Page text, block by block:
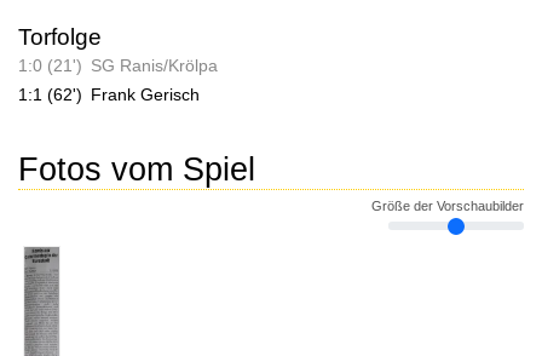
Torfolge
1:0 (21') SG Ranis/Krölpa
1:1 (62') Frank Gerisch
Fotos vom Spiel
Größe der Vorschaubilder